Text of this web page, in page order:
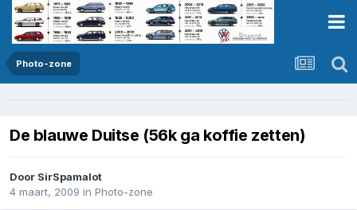
Photo-zone
De blauwe Duitse (56k ga koffie zetten)
Door SirSpamalot
4 maart, 2009 in Photo-zone